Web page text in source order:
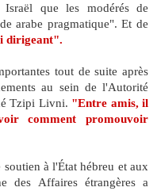
que les modérés de
arabe pragmatique". Et de
dirigeant".
tout de suite après
au sein de l'Autorité
Tzipi Livni. "Entre amis, il
comment promouvoir
à l'État hébreu et aux
des Affaires étrangères a